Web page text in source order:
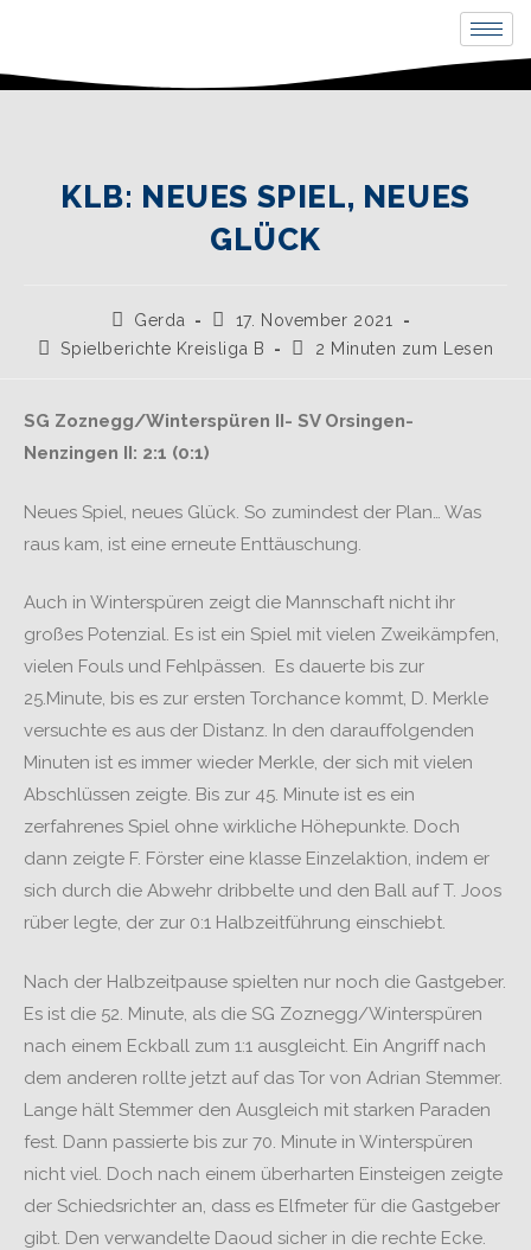
KLB: NEUES SPIEL, NEUES
GLÜCK
Gerda
17. November 2021
Spielberichte Kreisliga B
2 Minuten zum Lesen
SG Zoznegg/Winterspüren II- SV Orsingen-
Nenzingen II: 2:1 (0:1)
Neues Spiel, neues Glück. So zumindest der Plan… Was
raus kam, ist eine erneute Enttäuschung.
Auch in Winterspüren zeigt die Mannschaft nicht ihr
großes Potenzial. Es ist ein Spiel mit vielen Zweikämpfen,
vielen Fouls und Fehlpässen. Es dauerte bis zur
25.Minute, bis es zur ersten Torchance kommt, D. Merkle
versuchte es aus der Distanz. In den darauffolgenden
Minuten ist es immer wieder Merkle, der sich mit vielen
Abschlüssen zeigte. Bis zur 45. Minute ist es ein
zerfahrenes Spiel ohne wirkliche Höhepunkte. Doch
dann zeigte F. Förster eine klasse Einzelaktion, indem er
sich durch die Abwehr dribbelte und den Ball auf T. Joos
rüber legte, der zur 0:1 Halbzeitführung einschiebt.
Nach der Halbzeitpause spielten nur noch die Gastgeber.
Es ist die 52. Minute, als die SG Zoznegg/Winterspüren
nach einem Eckball zum 1:1 ausgleicht. Ein Angriff nach
dem anderen rollte jetzt auf das Tor von Adrian Stemmer.
Lange hält Stemmer den Ausgleich mit starken Paraden
fest. Dann passierte bis zur 70. Minute in Winterspüren
nicht viel. Doch nach einem überharten Einsteigen zeigte
der Schiedsrichter an, dass es Elfmeter für die Gastgeber
gibt. Den verwandelte Daoud sicher in die rechte Ecke.